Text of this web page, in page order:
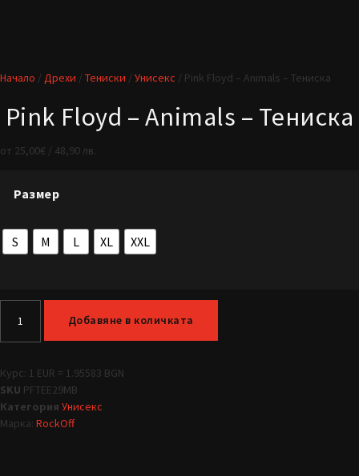
Начало / Дрехи / Тениски / Унисекс / Pink Floyd – Animals – Тениска
Pink Floyd – Animals – Тениска
от 25,00€ / 48,90 лв.
Размер
S M L XL XXL
Добавяне в количката
Курс: 1 EUR = 1.95583 BGN
SKU PFTEE29MB
Категория Унисекс
Марка: RockOff